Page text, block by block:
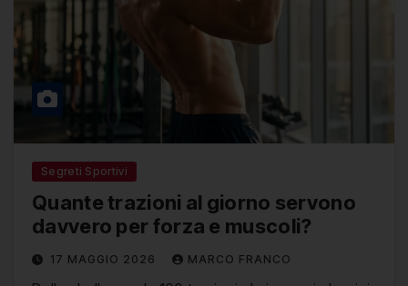
Segreti Sportivi
Quante trazioni al giorno servono
davvero per forza e muscoli?
17 MAGGIO 2026 MARCO FRANCO